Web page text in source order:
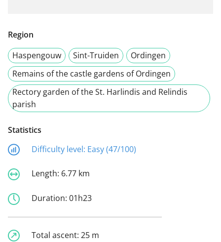
Region
Haspengouw
Sint-Truiden
Ordingen
Remains of the castle gardens of Ordingen
Rectory garden of the St. Harlindis and Relindis
parish
Statistics
Difficulty level: Easy (47/100)
Length: 6.77 km
Duration: 01h23
Total ascent: 25 m